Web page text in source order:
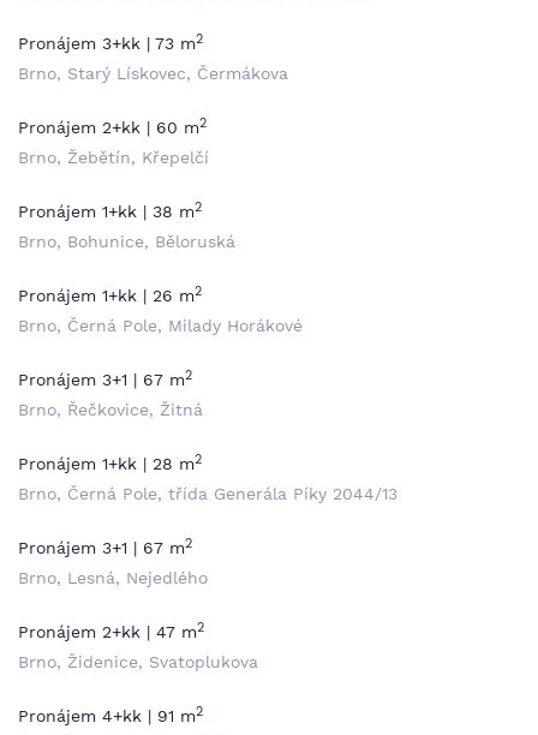
Pronájem 3+kk | 73 m2
Brno, Starý Lískovec, Čermákova
Pronájem 2+kk | 60 m2
Brno, Žebětín, Křepelčí
Pronájem 1+kk | 38 m2
Brno, Bohunice, Běloruská
Pronájem 1+kk | 26 m2
Brno, Černá Pole, Milady Horákové
Pronájem 3+1 | 67 m2
Brno, Řečkovice, Žitná
Pronájem 1+kk | 28 m2
Brno, Černá Pole, třída Generála Píky 2044/13
Pronájem 3+1 | 67 m2
Brno, Lesná, Nejedlého
Pronájem 2+kk | 47 m2
Brno, Židenice, Svatoplukova
Pronájem 4+kk | 91 m2